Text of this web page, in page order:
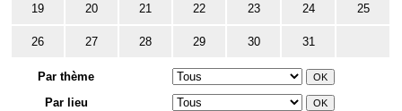
19 20 21 22 23 24 25
26 27 28 29 30 31
Par thème
Par lieu